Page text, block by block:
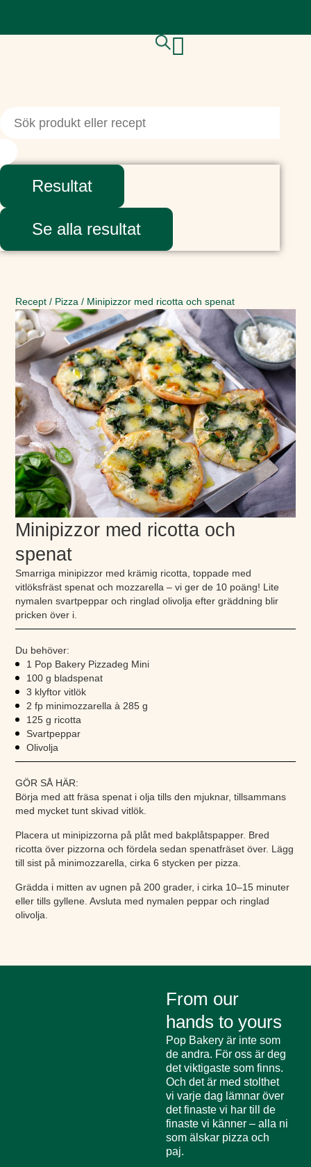
Resultat
Se alla resultat
Recept / Pizza / Minipizzor med ricotta och spenat
Minipizzor med ricotta och
spenat
Smarriga minipizzor med krämig ricotta, toppade med
vitlöksfräst spenat och mozzarella – vi ger de 10 poäng! Lite
nymalen svartpeppar och ringlad olivolja efter gräddning blir
pricken över i.
Du behöver:
1 Pop Bakery Pizzadeg Mini
100 g bladspenat
3 klyftor vitlök
2 fp minimozzarella à 285 g
125 g ricotta
Svartpeppar
Olivolja
GÖR SÅ HÄR:
Börja med att fräsa spenat i olja tills den mjuknar, tillsammans
med mycket tunt skivad vitlök.
Placera ut minipizzorna på plåt med bakplåtspapper. Bred
ricotta över pizzorna och fördela sedan spenatfräset över. Lägg
till sist på minimozzarella, cirka 6 stycken per pizza.
Grädda i mitten av ugnen på 200 grader, i cirka 10–15 minuter
eller tills gyllene. Avsluta med nymalen peppar och ringlad
olivolja.
From our
hands to yours
Pop Bakery är inte som
de andra. För oss är deg
det viktigaste som finns.
Och det är med stolthet
vi varje dag lämnar över
det finaste vi har till de
finaste vi känner – alla ni
som älskar pizza och
paj.